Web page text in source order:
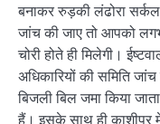
बनाकर रुड़की लंढोरा
जांच की जाए तो आपको
चोरी होते ही मिलेगी।
अधिकारियों की समिति
बिजली बिल जमा किया
हैं। इसके साथ ही काशीपुर